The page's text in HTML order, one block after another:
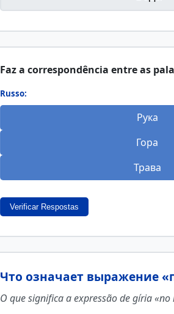
Faz a correspondência entre as
Russo:
Рука
Гора
Трава
Verificar Respostas
Что означает выражение
O que significa a expressão de gíria «по